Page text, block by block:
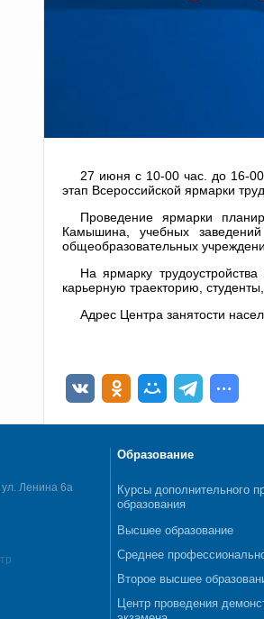
27 июня с 10-00 час. до 16-
этап Всероссийской ярмарки
Проведение ярмарки
Камышина, учебных
общеобразовательных
На ярмарку
карьерную траекторию,
Адрес Центра занятости
ул. Ленина 6а
Образование
Курсы дополнительного
образования
Высшее образование
Среднее
Второе высшее
Центр проведения